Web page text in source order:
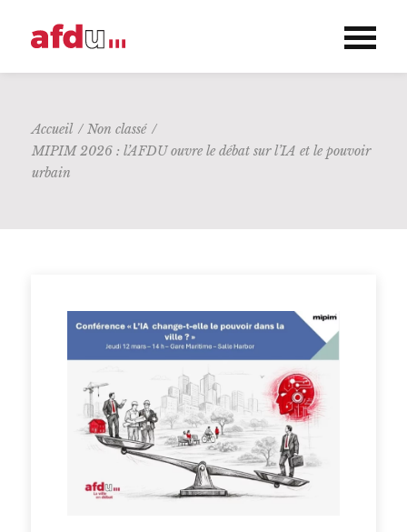
Accueil / Non classé /
MIPIM 2026 : l’AFDU ouvre le débat sur l’IA et le pouvoir
urbain